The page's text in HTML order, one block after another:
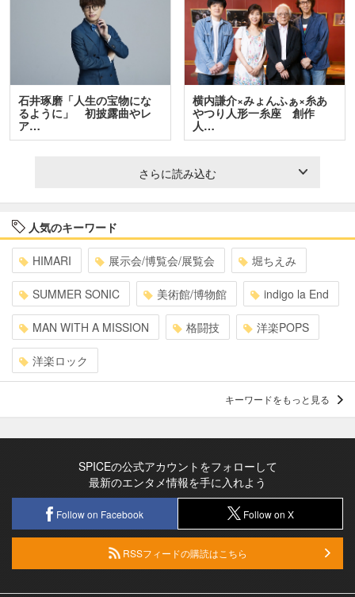
石井琢磨「人生の宝物にな
るように」 初披露曲やレ
ア…
横内謙介×みょんふぁ×糸あ
やつり人形一糸座 創作
人…
さらに読み込む
人気のキーワード
HIMARI 展示会/博覧会/展覧会 堀ちえみ
SUMMER SONIC 美術館/博物館 indigo la End
MAN WITH A MISSION 格闘技 洋楽POPS
洋楽ロック
キーワードをもっと見る
SPICEの公式アカウントをフォローして
最新のエンタメ情報を手に入れよう
Follow on Facebook Follow on X
RSSフィードの購読はこちら